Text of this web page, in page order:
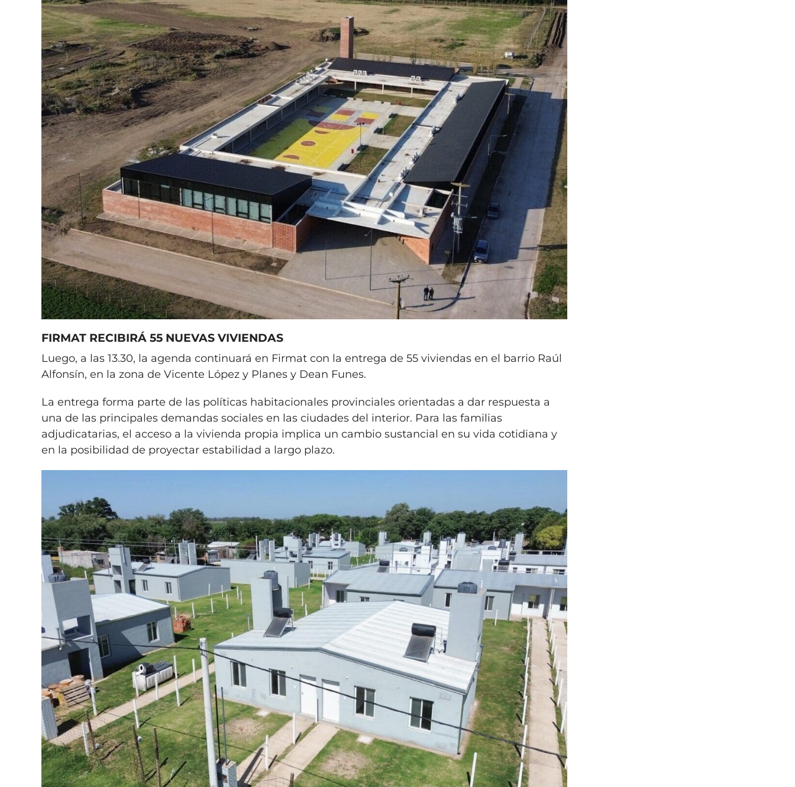
FIRMAT RECIBIRÁ 55 NUEVAS VIVIENDAS
Luego, a las 13.30, la agenda continuará en Firmat con la entrega de 55 viviendas en el barrio Raúl
Alfonsín, en la zona de Vicente López y Planes y Dean Funes.
La entrega forma parte de las políticas habitacionales provinciales orientadas a dar respuesta a
una de las principales demandas sociales en las ciudades del interior. Para las familias
adjudicatarias, el acceso a la vivienda propia implica un cambio sustancial en su vida cotidiana y
en la posibilidad de proyectar estabilidad a largo plazo.